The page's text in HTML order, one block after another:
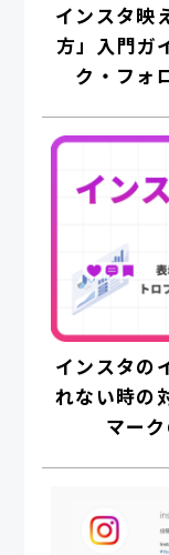
インスタ映
方」入門ガ
ク・フォ
インスタの
れない時の
マー